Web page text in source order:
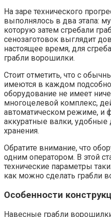
На заре технического
выполнялось в два этапа:
которую затем сгребали
сенозаготовок выглядит
настоящее время, для
грабли ворошилки.
Стоит отметить, что с
имеются в каждом
оборудование не имеет
многоцелевой комплекс,
автоматическом режиме, и
аккуратные валки, удобные
хранения.
Обратите внимание, что
одним оператором. В этой
технические параметры
как можно сделать грабли
Особенности
Навесные грабли